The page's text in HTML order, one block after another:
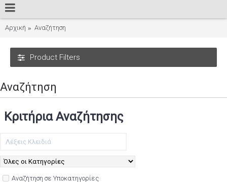
Αρχική Αναζήτηση
Product Filters
Αναζήτηση
Κριτήρια Αναζήτησης
Αναζήτηση σε Υποκατηγορίες